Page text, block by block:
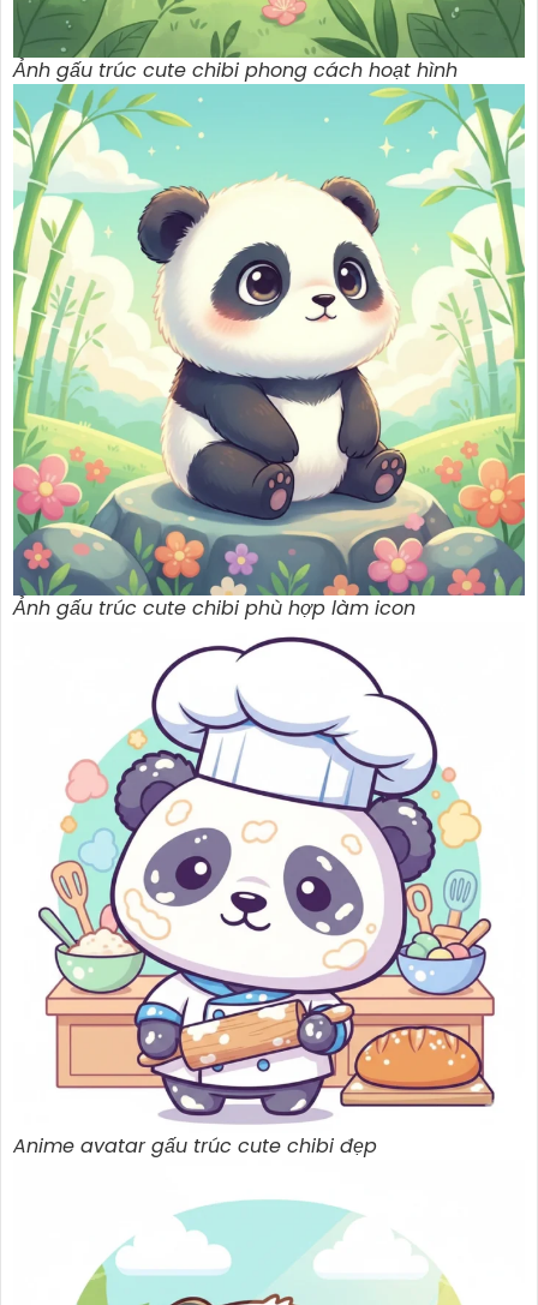
Ảnh gấu trúc cute chibi phong cách hoạt hình
Ảnh gấu trúc cute chibi phù hợp làm icon
Anime avatar gấu trúc cute chibi đẹp